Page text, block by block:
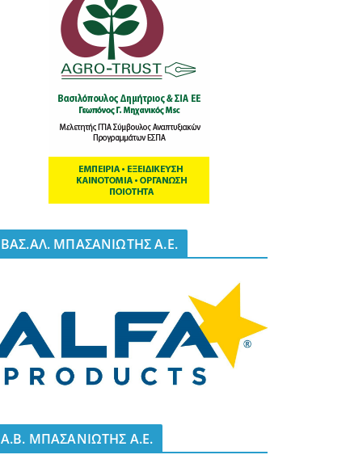
BΑΣ.ΑΛ. ΜΠΑΣΑΝΙΩΤΗΣ Α.Ε.
A.B. ΜΠΑΣΑΝΙΩΤΗΣ Α.Ε.